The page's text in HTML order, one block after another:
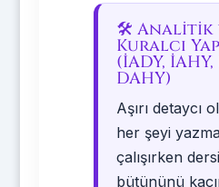
🛠️ Analitik
Kuralcı
(İADY, İAHY,
DAHY)
Aşırı detaycı
her şeyi
çalışırken
bütününü